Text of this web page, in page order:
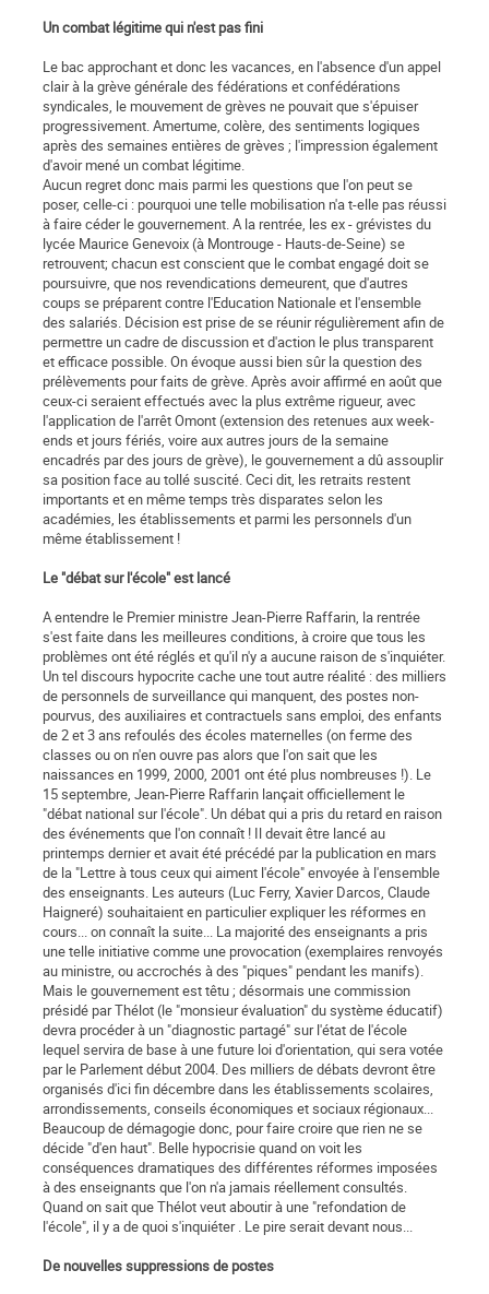
Un combat légitime qui n'est pas fini
Le bac approchant et donc les vacances, en l'absence d'un appel
clair à la grève générale des fédérations et confédérations
syndicales, le mouvement de grèves ne pouvait que s'épuiser
progressivement. Amertume, colère, des sentiments logiques
après des semaines entières de grèves ; l'impression également
d'avoir mené un combat légitime.
Aucun regret donc mais parmi les questions que l'on peut se
poser, celle-ci : pourquoi une telle mobilisation n'a t-elle pas réussi
à faire céder le gouvernement. A la rentrée, les ex - grévistes du
lycée Maurice Genevoix (à Montrouge - Hauts-de-Seine) se
retrouvent; chacun est conscient que le combat engagé doit se
poursuivre, que nos revendications demeurent, que d'autres
coups se préparent contre l'Education Nationale et l'ensemble
des salariés. Décision est prise de se réunir régulièrement afin de
permettre un cadre de discussion et d'action le plus transparent
et efficace possible. On évoque aussi bien sûr la question des
prélèvements pour faits de grève. Après avoir affirmé en août que
ceux-ci seraient effectués avec la plus extrême rigueur, avec
l'application de l'arrêt Omont (extension des retenues aux week-
ends et jours fériés, voire aux autres jours de la semaine
encadrés par des jours de grève), le gouvernement a dû assouplir
sa position face au tollé suscité. Ceci dit, les retraits restent
importants et en même temps très disparates selon les
académies, les établissements et parmi les personnels d'un
même établissement !
Le "débat sur l'école" est lancé
A entendre le Premier ministre Jean-Pierre Raffarin, la rentrée
s'est faite dans les meilleures conditions, à croire que tous les
problèmes ont été réglés et qu'il n'y a aucune raison de s'inquiéter.
Un tel discours hypocrite cache une tout autre réalité : des milliers
de personnels de surveillance qui manquent, des postes non-
pourvus, des auxiliaires et contractuels sans emploi, des enfants
de 2 et 3 ans refoulés des écoles maternelles (on ferme des
classes ou on n'en ouvre pas alors que l'on sait que les
naissances en 1999, 2000, 2001 ont été plus nombreuses !). Le
15 septembre, Jean-Pierre Raffarin lançait officiellement le
"débat national sur l'école". Un débat qui a pris du retard en raison
des événements que l'on connaît ! Il devait être lancé au
printemps dernier et avait été précédé par la publication en mars
de la "Lettre à tous ceux qui aiment l'école" envoyée à l'ensemble
des enseignants. Les auteurs (Luc Ferry, Xavier Darcos, Claude
Haigneré) souhaitaient en particulier expliquer les réformes en
cours... on connaît la suite... La majorité des enseignants a pris
une telle initiative comme une provocation (exemplaires renvoyés
au ministre, ou accrochés à des "piques" pendant les manifs).
Mais le gouvernement est têtu ; désormais une commission
présidé par Thélot (le "monsieur évaluation" du système éducatif)
devra procéder à un "diagnostic partagé" sur l'état de l'école
lequel servira de base à une future loi d'orientation, qui sera votée
par le Parlement début 2004. Des milliers de débats devront être
organisés d'ici fin décembre dans les établissements scolaires,
arrondissements, conseils économiques et sociaux régionaux...
Beaucoup de démagogie donc, pour faire croire que rien ne se
décide "d'en haut". Belle hypocrisie quand on voit les
conséquences dramatiques des différentes réformes imposées
à des enseignants que l'on n'a jamais réellement consultés.
Quand on sait que Thélot veut aboutir à une "refondation de
l'école", il y a de quoi s'inquiéter . Le pire serait devant nous...
De nouvelles suppressions de postes